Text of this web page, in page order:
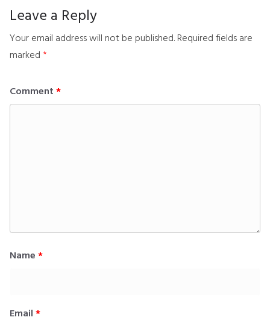
Leave a Reply
Your email address will not be published. Required fields are
marked *
Comment *
Name *
Email *